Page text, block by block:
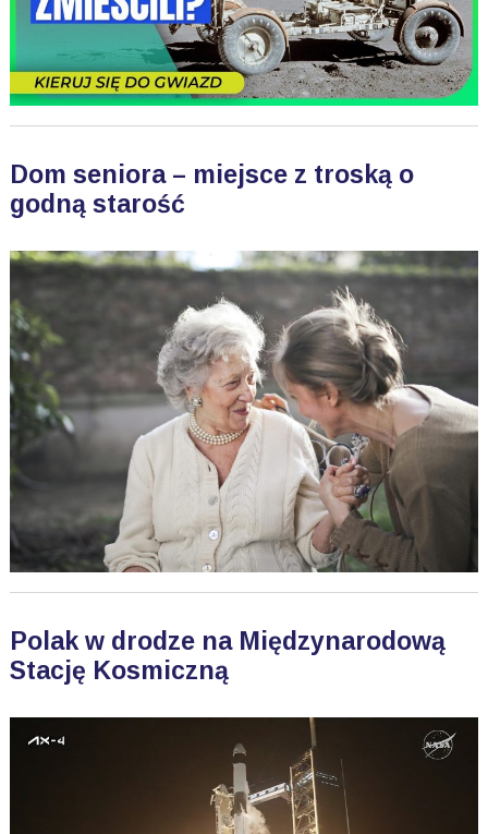
Dom seniora – miejsce z troską o
godną starość
Polak w drodze na Międzynarodową
Stację Kosmiczną